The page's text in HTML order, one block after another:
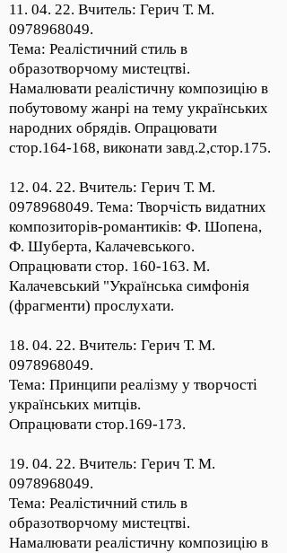
11. 04. 22. Вчитель: Герич Т. М.
0978968049.
Тема: Реалістичний стиль в
образотворчому мистецтві.
Намалювати реалістичну композицію в
побутовому жанрі на тему українських
народних обрядів. Опрацювати
стор.164-168, виконати завд.2,стор.175.
12. 04. 22. Вчитель: Герич Т. М.
0978968049. Тема: Творчість видатних
композиторів-романтиків: Ф. Шопена,
Ф. Шуберта, Калачевського.
Опрацювати стор. 160-163. М.
Калачевський "Українська симфонія
(фрагменти) прослухати.
18. 04. 22. Вчитель: Герич Т. М.
0978968049.
Тема: Принципи реалізму у творчості
українських митців.
Опрацювати стор.169-173.
19. 04. 22. Вчитель: Герич Т. М.
0978968049.
Тема: Реалістичний стиль в
образотворчому мистецтві.
Намалювати реалістичну композицію в